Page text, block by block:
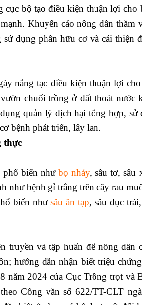
bộ tạo điều kiện thuận lợi cho
Khuyến cáo nông dân
dụng phân hữu cơ và cải thiện
nắng tạo điều kiện thuận lợi
chuối trồng ở đất thoát nước
quản lý dịch hại tổng hợp, sử
bệnh phát triển, lây lan.
thực
phổ biến nhưbọ nhảy, sâu tơ, sâu
như bệnh gỉ trắng trên cây rau
biến nhưsâu ăn tạp, sâu đục
và tập huấn để nông dân
hướng dẫn nhận biết triệu
năm 2024 của Cục Trồng trọt và
Công văn số 622/TT-CLT